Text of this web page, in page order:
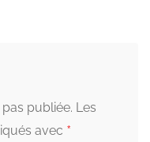
publiée. Les
avec *